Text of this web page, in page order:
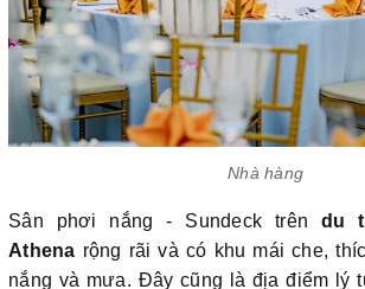
Nhà hàng
Sân phơi nắng - Sundeck trên du
Athena rộng rãi và có khu mái che,
nắng và mưa. Đây cũng là địa điểm lý